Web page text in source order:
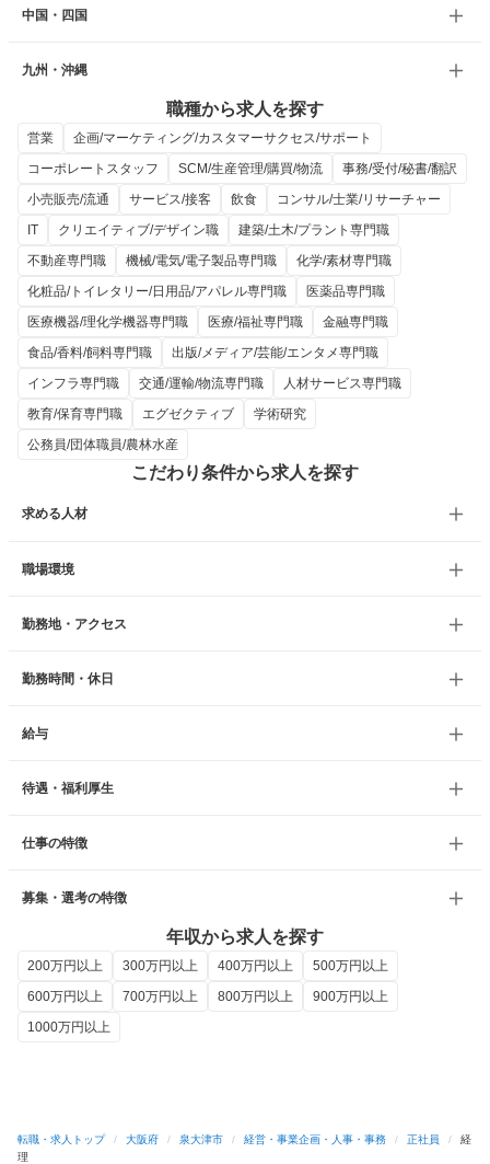
中国・四国
九州・沖縄
職種から求人を探す
営業
企画/マーケティング/カスタマーサクセス/サポート
コーポレートスタッフ
SCM/生産管理/購買/物流
事務/受付/秘書/翻訳
小売販売/流通
サービス/接客 飲食
コンサル/士業/リサーチャー
IT
クリエイティブ/デザイン職
建築/土木/プラント専門職
不動産専門職
機械/電気/電子製品専門職
化学/素材専門職
化粧品/トイレタリー/日用品/アパレル専門職
医薬品専門職
医療機器/理化学機器専門職
医療/福祉専門職
金融専門職
食品/香料/飼料専門職
出版/メディア/芸能/エンタメ専門職
インフラ専門職
交通/運輸/物流専門職
人材サービス専門職
教育/保育専門職
エグゼクティブ
学術研究
公務員/団体職員/農林水産
こだわり条件から求人を探す
求める人材
職場環境
勤務地・アクセス
勤務時間・休日
給与
待遇・福利厚生
仕事の特徴
募集・選考の特徴
年収から求人を探す
200万円以上 300万円以上 400万円以上
500万円以上
600万円以上
700万円以上 800万円以上
900万円以上
1000万円以上
転職・求人トップ / 大阪府 / 泉大津市 / 経営・事業企画・人事・事務 / 正社員 /
経
理